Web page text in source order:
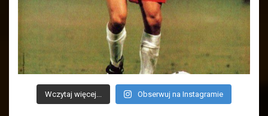
Wczytaj więcej... Obserwuj na Instagramie